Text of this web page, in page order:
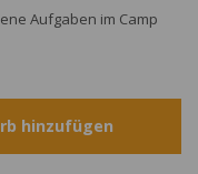
Aufgaben im Camp
hinzufügen